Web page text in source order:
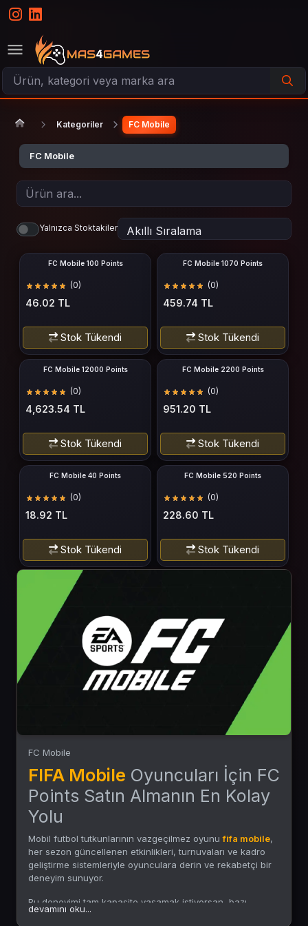
Kategoriler FC Mobile
FC Mobile
Yalnızca Stoktakiler
FC Mobile 100 Points
(0)
46.02 TL
Stok Tükendi
FC Mobile 1070 Points
(0)
459.74 TL
Stok Tükendi
FC Mobile 12000 Points
(0)
4,623.54 TL
Stok Tükendi
FC Mobile 2200 Points
(0)
951.20 TL
Stok Tükendi
FC Mobile 40 Points
(0)
18.92 TL
Stok Tükendi
FC Mobile 520 Points
(0)
228.60 TL
Stok Tükendi
FC Mobile
FIFA Mobile Oyuncuları İçin FC
Points Satın Almanın En Kolay
Yolu
Mobil futbol tutkunlarının vazgeçilmez oyunufifa mobile,
her sezon güncellenen etkinlikleri, turnuvaları ve kadro
geliştirme sistemleriyle oyunculara derin ve rekabetçi bir
deneyim sunuyor.
Bu deneyimi tam kapasite yaşamak istiyorsan, bazı
içeriklere doğrudan erişebilmen gerekir.
devamını oku...